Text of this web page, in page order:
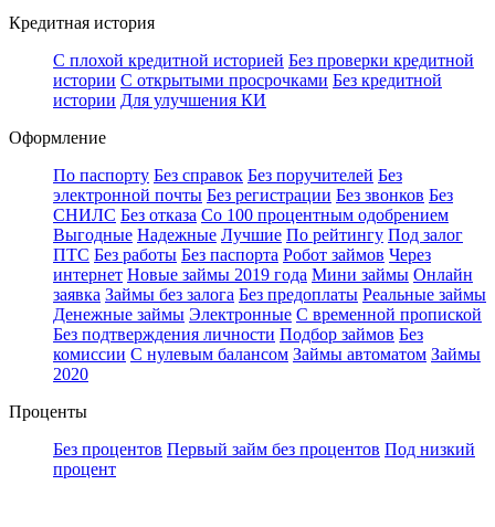
Кредитная история
С плохой кредитной историей Без проверки кредитной
истории С открытыми просрочками Без кредитной
истории Для улучшения КИ
Оформление
По паспорту Без справок Без поручителей Без
электронной почты Без регистрации Без звонков Без
СНИЛС Без отказа Со 100 процентным одобрением
Выгодные Надежные Лучшие По рейтингу Под залог
ПТС Без работы Без паспорта Робот займов Через
интернет Новые займы 2019 года Мини займы Онлайн
заявка Займы без залога Без предоплаты Реальные займы
Денежные займы Электронные С временной пропиской
Без подтверждения личности Подбор займов Без
комиссии С нулевым балансом Займы автоматом Займы
2020
Проценты
Без процентов Первый займ без процентов Под низкий
процент